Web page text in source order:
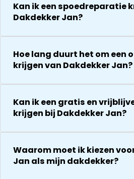
Kan ik een spoedreparatie
Dakdekker Jan?
Hoe lang duurt het om een
krijgen van Dakdekker Jan?
Kan ik een gratis en
krijgen bij Dakdekker Jan?
Waarom moet ik kiezen
Jan als mijn dakdekker?